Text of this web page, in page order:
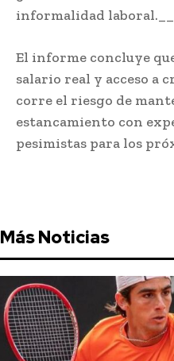
informalidad
El informe concluye
salario real y acceso a
corre el riesgo de
estancamiento con
pesimistas para los
Más Noticias